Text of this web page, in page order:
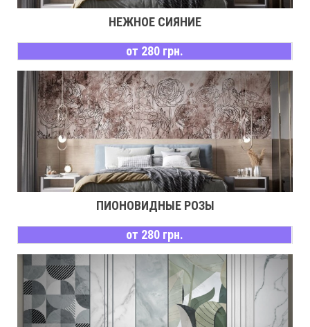
НЕЖНОЕ СИЯНИЕ
от 280 грн.
ПИОНОВИДНЫЕ РОЗЫ
от 280 грн.